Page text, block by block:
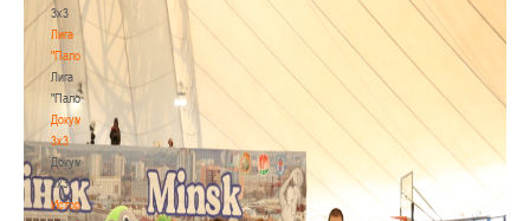
3х3
Лига
"Палова"
Лига
"Палова"
Документы
3х3
Документы
3х3
История